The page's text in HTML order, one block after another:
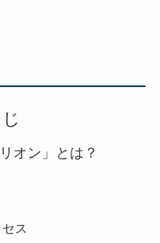
オン」とは？
ス